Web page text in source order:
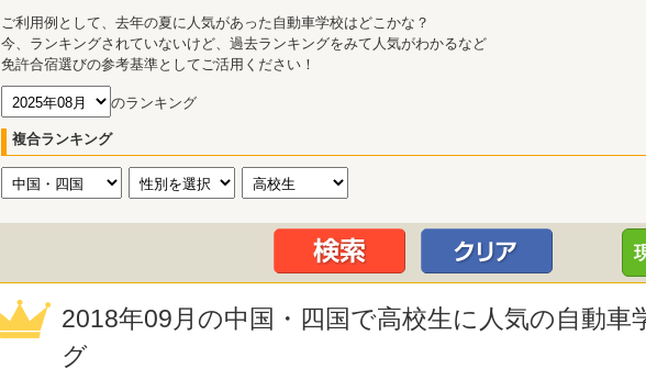
ご利用例として、去年の夏に人気があった自動車学校はどこかな？
今、ランキングされていないけど、過去ランキングをみて人気がわかるなど
免許合宿選びの参考基準としてご活用ください！
のランキング
複合ランキング
2018年09月の中国・四国で高校生に人気の自動車
グ